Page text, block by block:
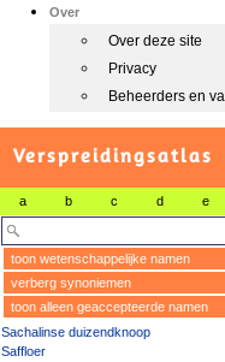
Over
Over deze site
Privacy
Beheerders en
Verspreidingsatlas
a b c d e
toon wetenschappelijke namen
verberg synoniemen
toon alleen geaccepteerde namen
Sachalinse duizendknoop
Saffloer